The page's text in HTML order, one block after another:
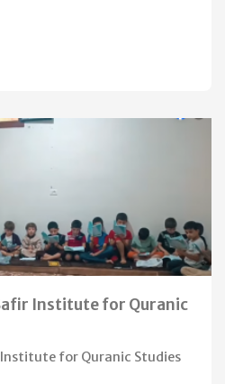
Institute for Quranic
for Quranic Studies